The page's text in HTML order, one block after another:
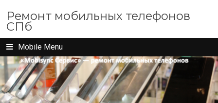
Ремонт мобильных телефонов
СПб
Mobile Menu